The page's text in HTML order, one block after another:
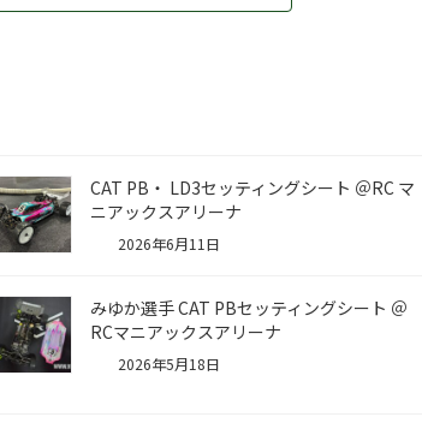
CAT PB・ LD3セッティングシート ＠RC マ
ニアックスアリーナ
2026年6月11日
みゆか選手 CAT PBセッティングシート ＠
RCマニアックスアリーナ
2026年5月18日